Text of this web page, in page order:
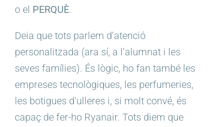
o el PERQUÈ.
Deia que tots parlem d’atenció
personalitzada (ara sí, a l’alumnat i les
seves famílies). És lògic, ho fan també les
empreses tecnològiques, les perfumeries,
les botigues d’ulleres i, si molt convé, és
capaç de fer-ho Ryanair. Tots diem que